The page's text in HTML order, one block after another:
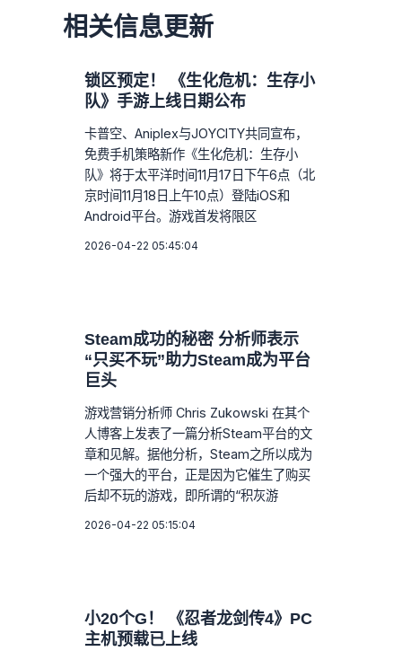
相关信息更新
锁区预定！ 《生化危机：生存小
队》手游上线日期公布
卡普空、Aniplex与JOYCITY共同宣布，
免费手机策略新作《生化危机：生存小
队》将于太平洋时间11月17日下午6点（北
京时间11月18日上午10点）登陆iOS和
Android平台。游戏首发将限区
2026-04-22 05:45:04
Steam成功的秘密 分析师表示
“只买不玩”助力Steam成为平台
巨头
游戏营销分析师 Chris Zukowski 在其个
人博客上发表了一篇分析Steam平台的文
章和见解。据他分析，Steam之所以成为
一个强大的平台，正是因为它催生了购买
后却不玩的游戏，即所谓的“积灰游
2026-04-22 05:15:04
小20个G！ 《忍者龙剑传4》PC
主机预载已上线